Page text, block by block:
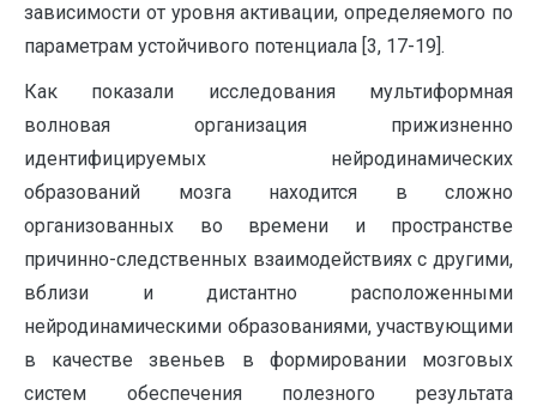
зависимости от уровня активации, определяемого по
параметрам устойчивого потенциала [3, 17-19].
Как показали исследования мультиформная
волновая организация прижизненно
идентифицируемых нейродинамических
образований мозга находится в сложно
организованных во времени и пространстве
причинно-следственных взаимодействиях с другими,
вблизи и дистантно расположенными
нейродинамическими образованиями, участвующими
в качестве звеньев в формировании мозговых
систем обеспечения полезного результата